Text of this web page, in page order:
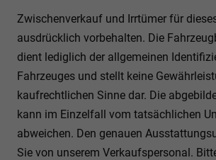
Zwischenverkauf und Irrtümer für
ausdrücklich vorbehalten. Die
dient lediglich der allgemeinen
Fahrzeuges und stellt keine
kaufrechtlichen Sinne dar. Die
kann im Einzelfall vom tatsächlichen
abweichen. Den genauen
Sie von unserem Verkaufspersonal.